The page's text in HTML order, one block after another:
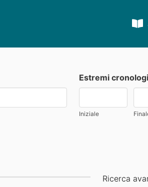
Estremi
Iniziale
Ricerca